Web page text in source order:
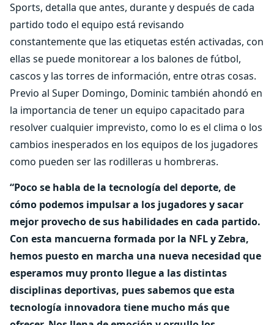
Sports, detalla que antes, durante y después de cada
partido todo el equipo está revisando
constantemente que las etiquetas estén activadas, con
ellas se puede monitorear a los balones de fútbol,
cascos y las torres de información, entre otras cosas.
Previo al Super Domingo, Dominic también ahondó en
la importancia de tener un equipo capacitado para
resolver cualquier imprevisto, como lo es el clima o los
cambios inesperados en los equipos de los jugadores
como pueden ser las rodilleras u hombreras.
“Poco se habla de la tecnología del deporte, de
cómo podemos impulsar a los jugadores y sacar
mejor provecho de sus habilidades en cada partido.
Con esta mancuerna formada por la NFL y Zebra,
hemos puesto en marcha una nueva necesidad que
esperamos muy pronto llegue a las distintas
disciplinas deportivas, pues sabemos que esta
tecnología innovadora tiene mucho más que